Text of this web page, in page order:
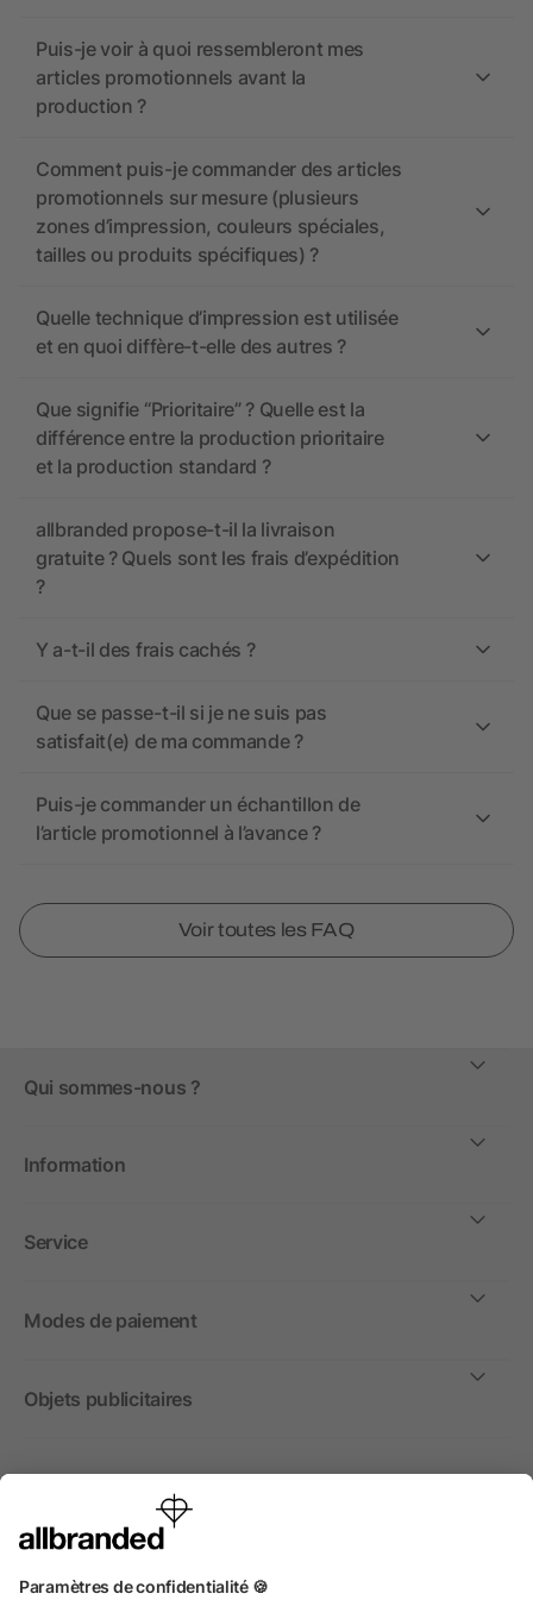
Puis-je voir à quoi ressembleront mes
articles promotionnels avant la
production ?
Comment puis-je commander des articles
promotionnels sur mesure (plusieurs
zones d’impression, couleurs spéciales,
tailles ou produits spécifiques) ?
Quelle technique d’impression est utilisée
et en quoi diffère-t-elle des autres ?
Que signifie “Prioritaire” ? Quelle est la
différence entre la production prioritaire
et la production standard ?
allbranded propose-t-il la livraison
gratuite ? Quels sont les frais d’expédition
?
Y a-t-il des frais cachés ?
Que se passe-t-il si je ne suis pas
satisfait(e) de ma commande ?
Puis-je commander un échantillon de
l’article promotionnel à l’avance ?
Voir toutes les FAQ
Qui sommes-nous ?
Information
Service
Modes de paiement
Objets publicitaires
International